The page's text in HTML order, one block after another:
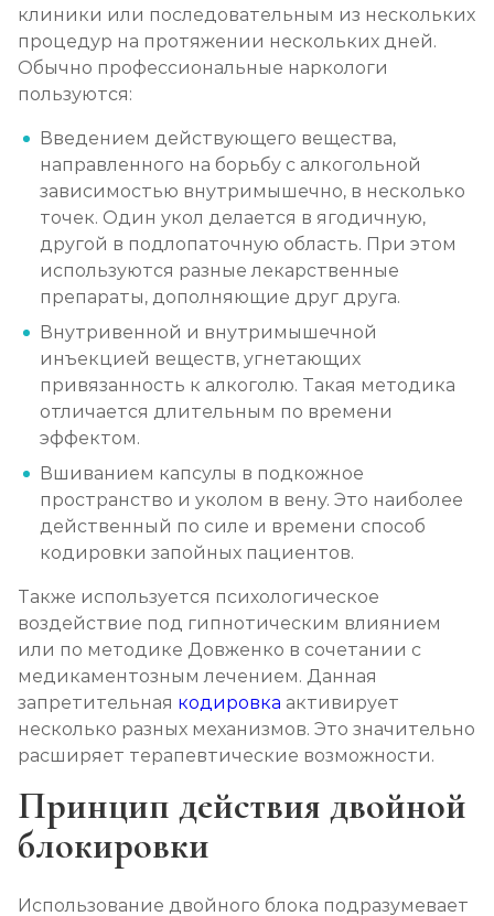
от 4 500 ₽ Записаться
Кодирование СИТ
Кодирование тройной блок
от 8 000 ₽ Записаться
Химический блок от алкоголизма
Записаться
от 5 000 ₽ Записаться
Раскодирование от алкоголизма
от 2 500 ₽ Записаться
от 3 000 ₽ Записаться
Лечение алкоголизма на дому
от 3 000 ₽ Записаться
Лечение алкоголизма амбулаторно
от 1 500 ₽/сеанс Записаться
Лечение алкоголизма в стационаре (сутки)
от 3 500 ₽ Записаться
клиники или последовательным из нескольких
процедур на протяжении нескольких дней.
Обычно профессиональные наркологи
пользуются:
Введением действующего вещества,
направленного на борьбу с алкогольной
зависимостью внутримышечно, в несколько
точек. Один укол делается в ягодичную,
другой в подлопаточную область. При этом
используются разные лекарственные
препараты, дополняющие друг друга.
Внутривенной и внутримышечной
инъекцией веществ, угнетающих
привязанность к алкоголю. Такая методика
отличается длительным по времени
эффектом.
Вшиванием капсулы в подкожное
пространство и уколом в вену. Это наиболее
действенный по силе и времени способ
кодировки запойных пациентов.
Также используется психологическое
воздействие под гипнотическим влиянием
или по методике Довженко в сочетании с
медикаментозным лечением. Данная
запретительная кодировка активирует
несколько разных механизмов. Это значительно
расширяет терапевтические возможности.
Принцип действия двойной
блокировки
Использование двойного блока подразумевает